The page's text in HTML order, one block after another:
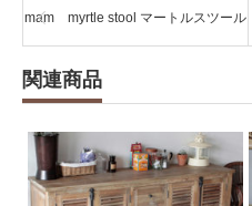
mam myrtle stool マートルスツール
関連商品